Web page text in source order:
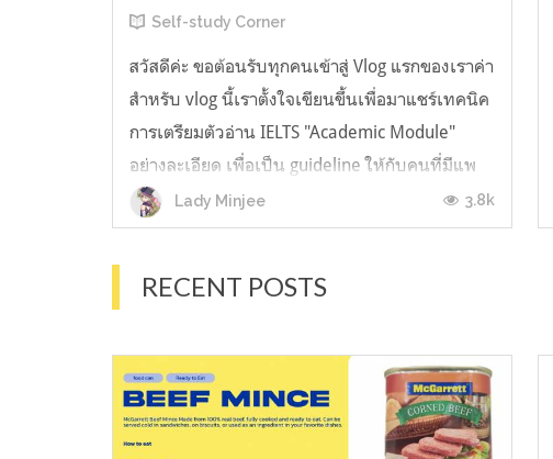
Self-study Corner
สวัสดีค่ะ ขอต้อนรับทุกคนเข้าสู่ Vlog แรกของเราค่า
สำหรับ vlog นี้เราตั้งใจเขียนขึ้นเพื่อมาแชร์เทคนิค
การเตรียมตัวอ่าน IELTS "Academic Module"
อย่างละเอียด เพื่อเป็น guideline ให้กับคนที่มีแพ
ลนจะสอบแต่ไม่รู้ต้องเริ่มตรงไหน หรืออยากจะได้
ข้อมูลเพิ่มเติมมาเสริมความมั่นใจจากที่ตัวเองเรียน
Lady Minjee 3.8k
RECENT POSTS